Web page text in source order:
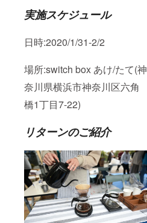
実施スケジュール
日時:2020/1/31-2/2
場所:switch box あけ/たて(神
奈川県横浜市神奈川区六角
橋1丁目7-22)
リターンのご紹介